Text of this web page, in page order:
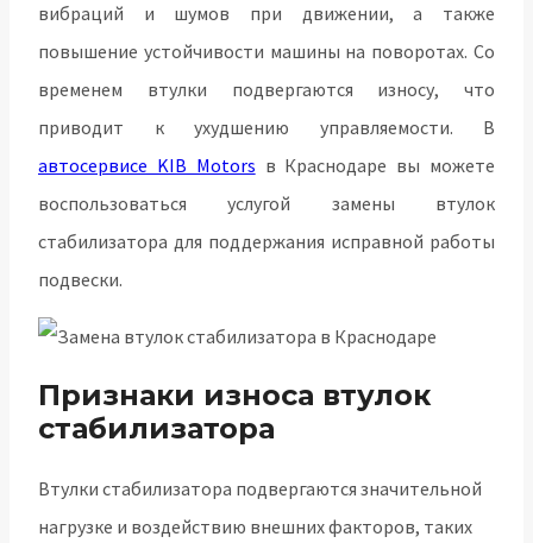
вибраций и шумов при движении, а также
повышение устойчивости машины на поворотах. Со
временем втулки подвергаются износу, что
приводит к ухудшению управляемости. В
автосервисе KIB Motors в Краснодаре вы можете
воспользоваться услугой замены втулок
стабилизатора для поддержания исправной работы
подвески.
Признаки износа втулок
стабилизатора
Втулки стабилизатора подвергаются значительной
нагрузке и воздействию внешних факторов, таких